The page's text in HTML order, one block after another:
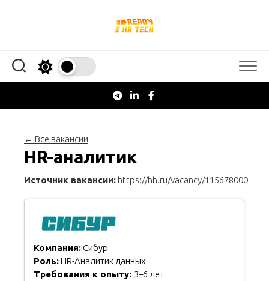
← Все вакансии
HR-аналитик
Источник вакансии: https://hh.ru/vacancy/115678000
Компания: Сибур
Роль:HR-Аналитик данных
Требования к опыту: 3–6 лет